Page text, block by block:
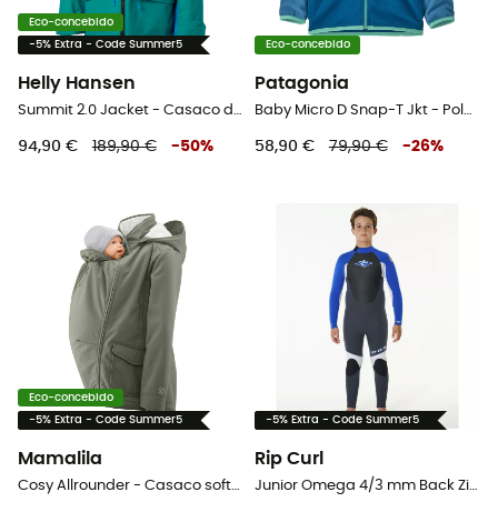
Eco-concebido
-5% Extra - Code Summer5
Helly Hansen
Summit 2.0 Jacket - Casaco de esquí criança
94,90 € 189,90 € -50%
Eco-concebido
Patagonia
Baby Micro D Snap-T Jkt - Polar criança
58,90 € 79,90 € -26%
Eco-concebido
-5% Extra - Code Summer5
Mamalila
Cosy Allrounder - Casaco softshell mulher
-5% Extra - Code Summer5
Rip Curl
Junior Omega 4/3 mm Back Zip Wetsuit - Fato surf criança